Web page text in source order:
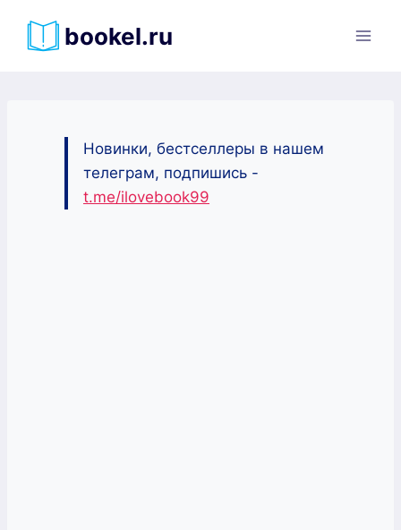
bookel.ru
Новинки, бестселлеры в нашем
телеграм, подпишись -
t.me/ilovebook99